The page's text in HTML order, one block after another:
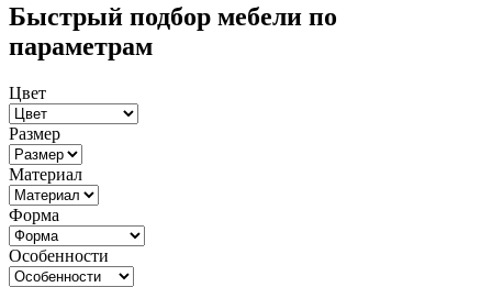
Быстрый подбор мебели по
параметрам
Цвет
Размер
Материал
Форма
Особенности